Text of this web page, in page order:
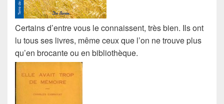
Certains d’entre vous le connaissent, très bien. Ils ont
lu tous ses livres, même ceux que l’on ne trouve plus
qu’en brocanteou en bibliothèque.